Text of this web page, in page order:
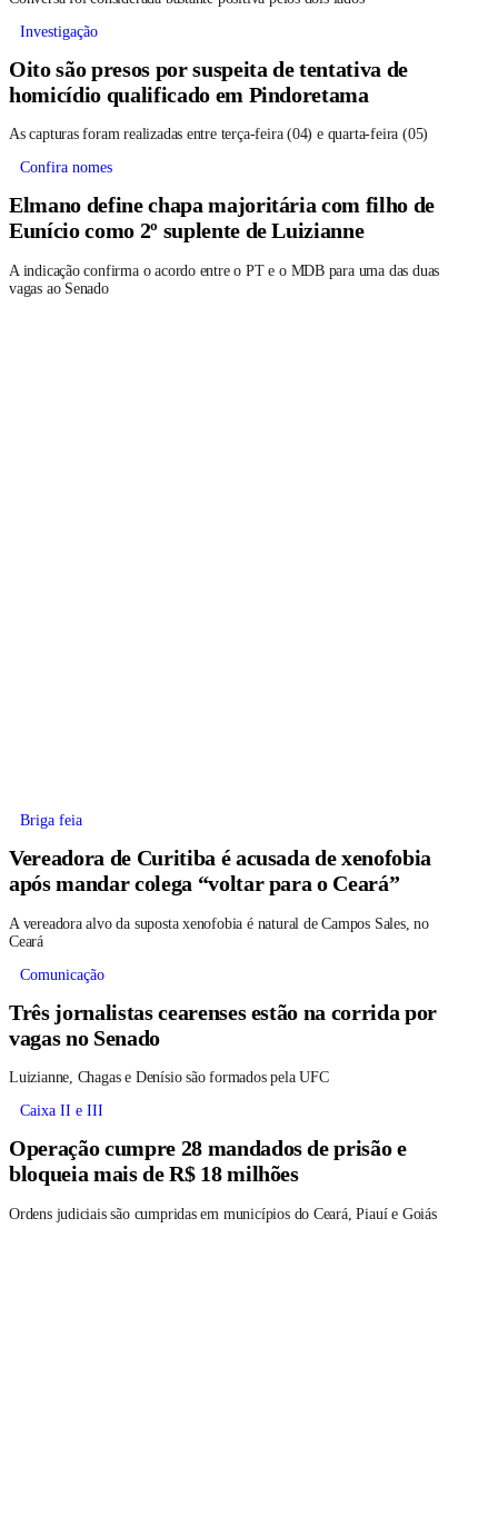
Investigação
Oito são presos por suspeita de tentativa de
homicídio qualificado em Pindoretama
As capturas foram realizadas entre terça-feira (04) e quarta-feira (05)
Confira nomes
Elmano define chapa majoritária com filho de
Eunício como 2º suplente de Luizianne
A indicação confirma o acordo entre o PT e o MDB para uma das duas
vagas ao Senado
Briga feia
Vereadora de Curitiba é acusada de xenofobia
após mandar colega “voltar para o Ceará”
A vereadora alvo da suposta xenofobia é natural de Campos Sales, no
Ceará
Comunicação
Três jornalistas cearenses estão na corrida por
vagas no Senado
Luizianne, Chagas e Denísio são formados pela UFC
Caixa II e III
Operação cumpre 28 mandados de prisão e
bloqueia mais de R$ 18 milhões
Ordens judiciais são cumpridas em municípios do Ceará, Piauí e Goiás